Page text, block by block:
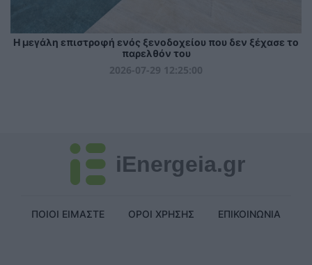
Η μεγάλη επιστροφή ενός ξενοδοχείου που δεν ξέχασε το
παρελθόν του
2026-07-29 12:25:00
iEnergeia.gr
ΠΟΙΟΙ ΕΙΜΑΣΤΕ ΟΡΟΙ ΧΡΗΣΗΣ ΕΠΙΚΟΙΝΩΝΙΑ